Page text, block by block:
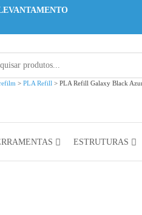
> PLA Refill > PLA Refill Galaxy Black
ESTRUTURAS